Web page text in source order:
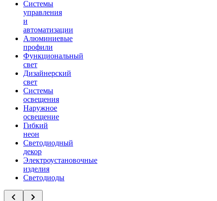
Системы
управления
и
автоматизации
Алюминиевые
профили
Функциональный
свет
Дизайнерский
свет
Системы
освещения
Наружное
освещение
Гибкий
неон
Светодиодный
декор
Электроустановочные
изделия
Светодиоды